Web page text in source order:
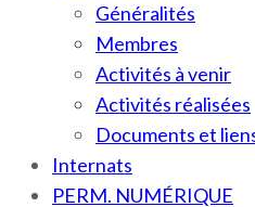
Généralités
Membres
Activités à venir
Activités réalisées
Documents et
Internats
PERM. NUMÉRIQUE